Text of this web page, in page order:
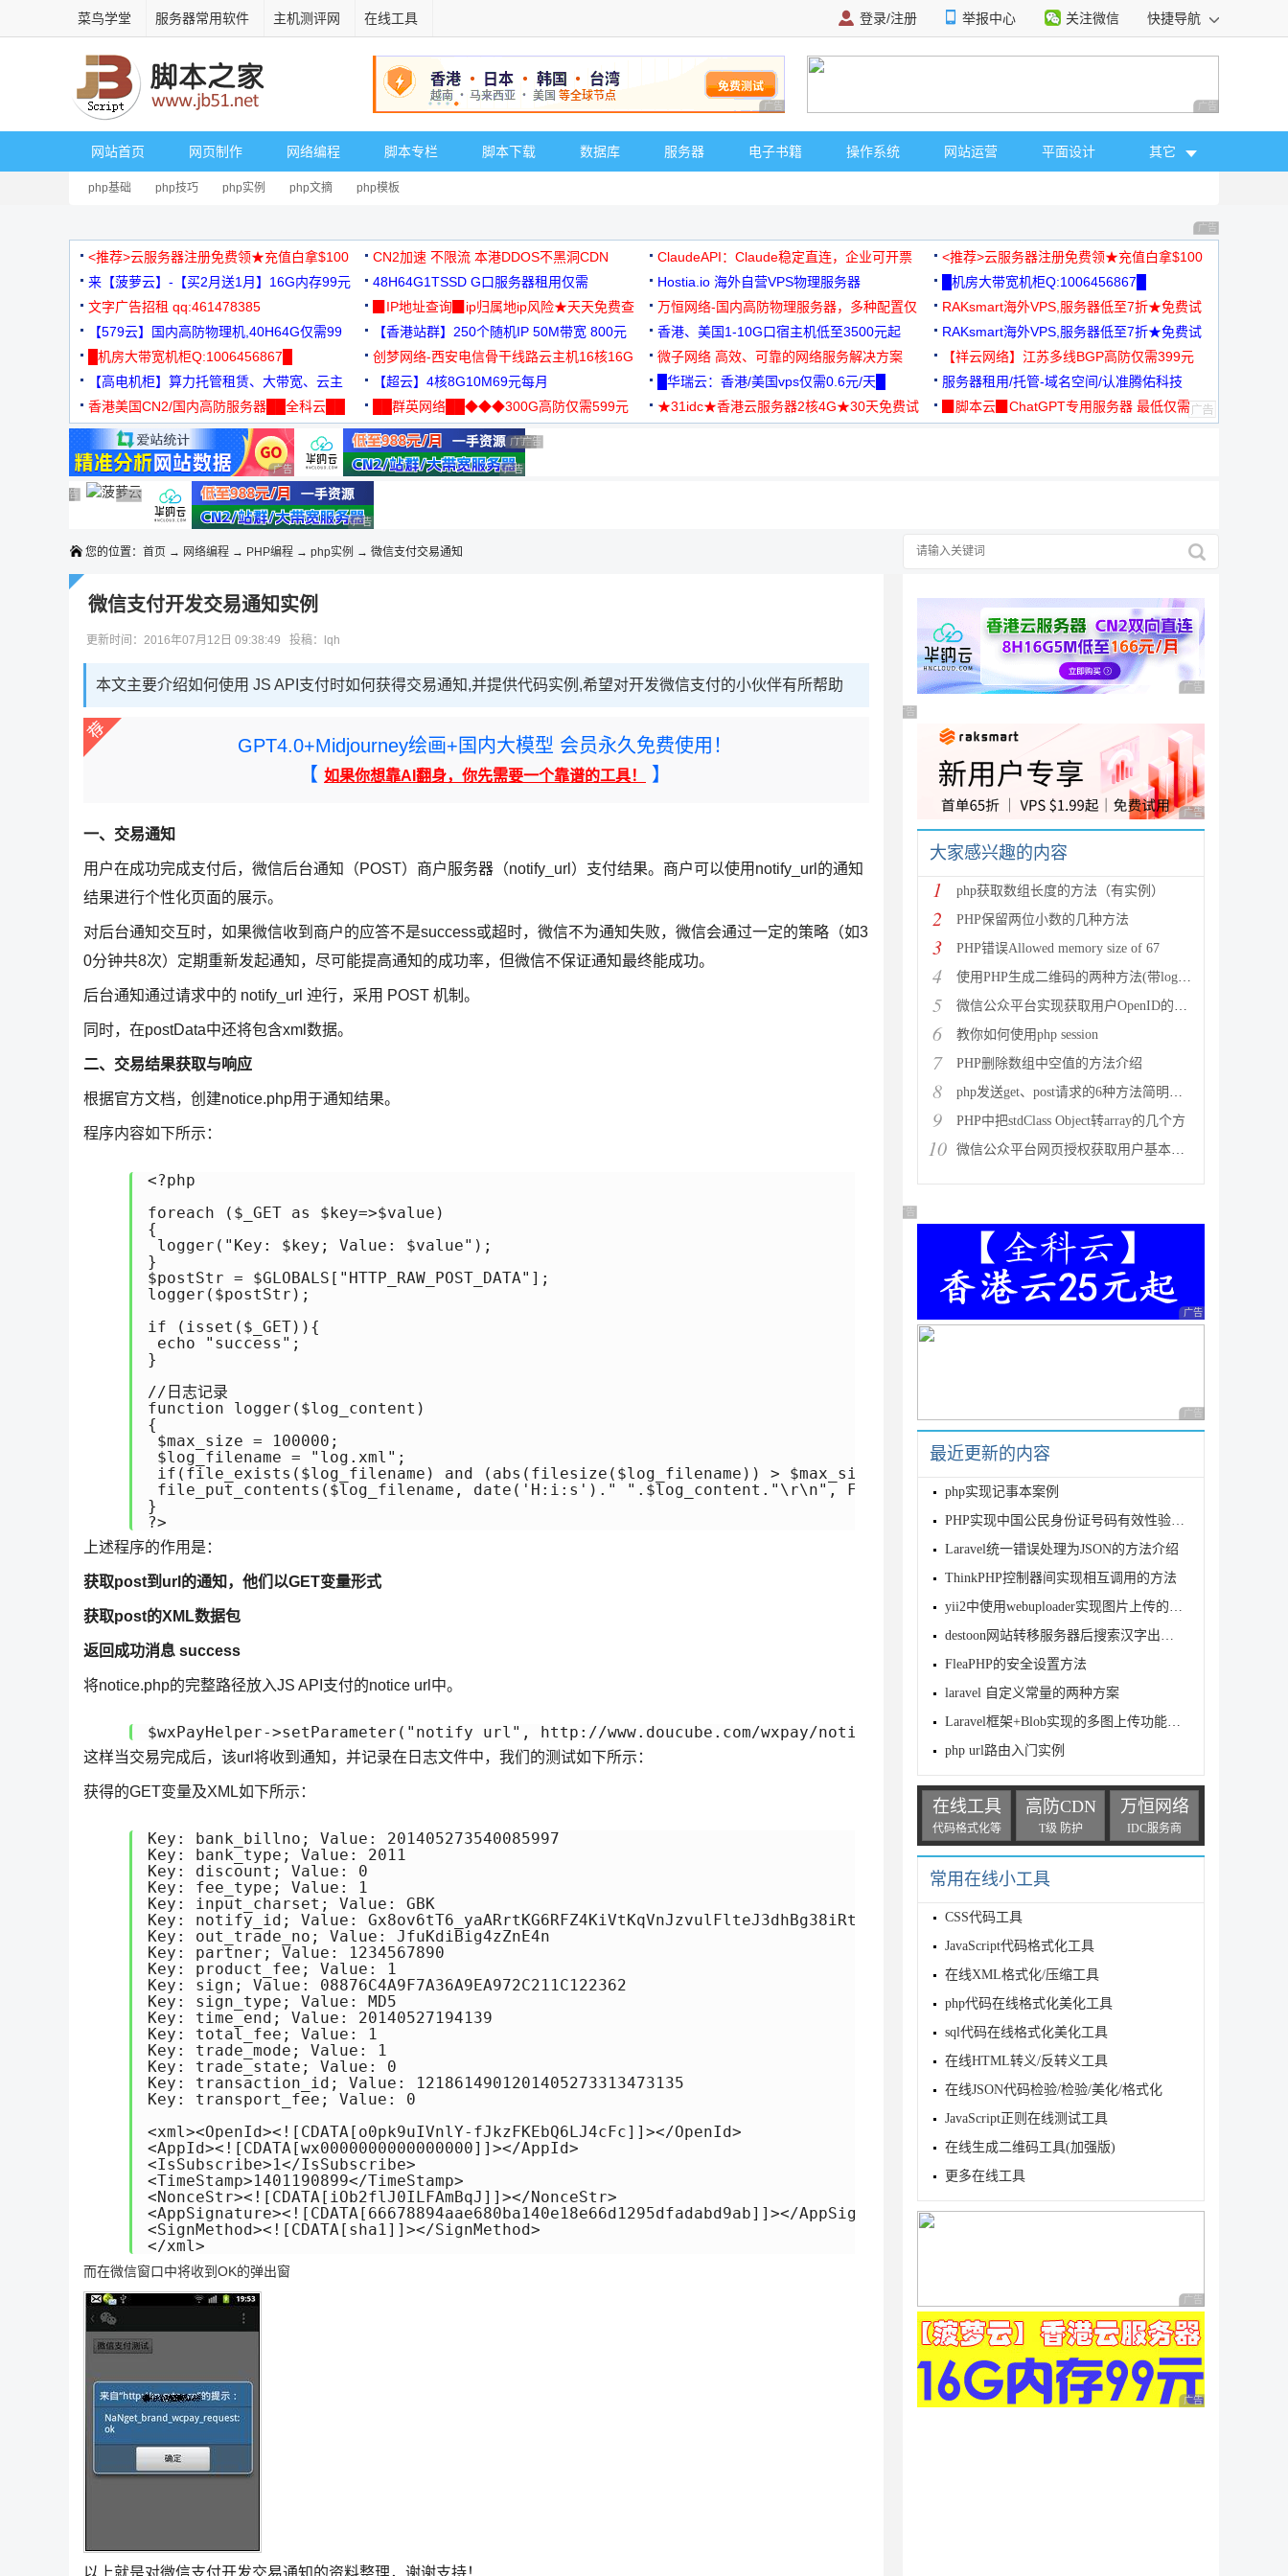
菜鸟学堂 服务器常用软件 主机测评网 在线工具 登录/注册 举报中心 关注微信 快捷导航
广告 商业广告，理性选择 广告 商业广告，理
网站首页 网页制作 网络编程 脚本专栏 脚本下载 数据库 服务器 电子书籍 操作系统 网站运营 平面设计 其它
php基础 php技巧 php实例 php文摘 php模板
广告 商业广告，理
<推荐>云服务器注册免费领★充值白拿$100 CN2加速 不限流 本港DDOS不黑洞CDN ClaudeAPI：Claude稳定直连，企业可开票
<推荐>云服务器注册免费领★充值白拿$100
来【菠萝云】-【买2月送1月】16G内存99元
48H64G1TSSD G口服务器租用仅需
3000+可免费测试
Hostia.io 海外自营VPS物理服务器
█机房大带宽机柜Q:1006456867█
文字广告招租 qq:461478385
▉IP地址查询▉ip归属地ip风险★天天免费查
万恒网络-国内高防物理服务器，多种配置仅
99元/月起
RAKsmart海外VPS,服务器低至7折★免费试
用★
【579云】国内高防物理机,40H64G仅需99
元
【香港站群】250个随机IP 50M带宽 800元 香港、美国1-10G口宿主机低至3500元起
RAKsmart海外VPS,服务器低至7折★免费试
用★
█机房大带宽机柜Q:1006456867█
创梦网络-西安电信骨干线路云主机16核16G
88元/月
微子网络 高效、可靠的网络服务解决方案
【祥云网络】江苏多线BGP高防仅需399元
【高电机柜】算力托管租赁、大带宽、云主
机
【超云】4核8G10M69元每月 █华瑞云：香港/美国vps仅需0.6元/天█
服务器租用/托管-域名空间/认准腾佑科技
香港美国CN2/国内高防服务器██全科云██
██群英网络██◆◆◆300G高防仅需599元
◆◆◆
★31idc★香港云服务器2核4G★30天免费试
▉脚本云▉ChatGPT专用服务器 最低仅需
广告 商业广告，理性选择 广告 商业广告，理性选择
广告 商业广告，理性选择
广告 商业广告，理性选择
广告 商业广告，理性选择
广告 商业广告，理性选择
广告 商业广告，理性选择
广告 商业广告，理性选择广告 商业广告，理性选择
广告 商业广告，理性选择
您的位置： 首页 → 网络编程 → PHP编程 → php实例 → 微信支付交易通知
微信支付开发交易通知实例
更新时间：2016年07月12日 09:38:49 投稿：lqh
本文主要介绍如何使用 JS API支付时如何获得交易通知,并提供代码实例,希望对开发微信支付的小伙伴有所帮助
GPT4.0+Midjourney绘画+国内大模型 会员永久免费使用！
【 如果你想靠AI翻身，你先需要一个靠谱的工具！ 】
一、交易通知
用户在成功完成支付后，微信后台通知（POST）商户服务器（notify_url）支付结果。商户可以使用notify_url的通知
结果进行个性化页面的展示。
对后台通知交互时，如果微信收到商户的应答不是success或超时，微信不为通知失败，微信会通过一定的策略（如3
0分钟共8次）定期重新发起通知，尽可能提高通知的成功率，但微信不保证通知最终能成功。
后台通知通过请求中的 notify_url 迚行，采用 POST 机制。
同时，在postData中还将包含xml数据。
二、交易结果获取与响应
根据官方文档，创建notice.php用于通知结果。
程序内容如下所示：
<?php
foreach ($_GET as $key=>$value)
{
logger("Key: $key; Value: $value");
}
$postStr = $GLOBALS["HTTP_RAW_POST_DATA"];
logger($postStr);
if (isset($_GET)){
echo "success";
}
//日志记录
function logger($log_content)
{
$max_size = 100000;
$log_filename = "log.xml";
if(file_exists($log_filename) and (abs(filesize($log_filename)) > $max_size)){unlink($log_filename);}
file_put_contents($log_filename, date('H:i:s')." ".$log_content."\r\n", FILE_APPEND);
}
?>
上述程序的作用是：
获取post到url的通知，他们以GET变量形式
获取post的XML数据包
返回成功消息 success
将notice.php的完整路径放入JS API支付的notice url中。
$wxPayHelper->setParameter("notify_url", http://www.doucube.com/wxpay/notice.php);
这样当交易完成后，该url将收到通知，并记录在日志文件中，我们的测试如下所示：
获得的GET变量及XML如下所示：
Key: bank_billno; Value: 201405273540085997
Key: bank_type; Value: 2011
Key: discount; Value: 0
Key: fee_type; Value: 1
Key: input_charset; Value: GBK
Key: notify_id; Value: Gx8ov6tT6_yaARrtKG6RFZ4KiVtKqVnJzvulFlteJ3dhBg38iRtKs0pTXXfgh8WnH15mIhG6j65ggbzzYguh1mutG3B5oHsK
Key: out_trade_no; Value: JfuKdiBig4zZnE4n
Key: partner; Value: 1234567890
Key: product_fee; Value: 1
Key: sign; Value: 08876C4A9F7A36A9EA972C211C122362
Key: sign_type; Value: MD5
Key: time_end; Value: 20140527194139
Key: total_fee; Value: 1
Key: trade_mode; Value: 1
Key: trade_state; Value: 0
Key: transaction_id; Value: 1218614901201405273313473135
Key: transport_fee; Value: 0
<xml><OpenId><![CDATA[o0pk9uIVnlY-fJkzFKEbQ6LJ4cFc]]></OpenId>
<AppId><![CDATA[wx0000000000000000]]></AppId>
<IsSubscribe>1</IsSubscribe>
<TimeStamp>1401190899</TimeStamp>
<NonceStr><![CDATA[iOb2flJ0ILFAmBqJ]]></NonceStr>
<AppSignature><![CDATA[66678894aae680ba140e18e66d1295dfadabd9ab]]></AppSignature>
<SignMethod><![CDATA[sha1]]></SignMethod>
</xml>
而在微信窗口中将收到OK的弹出窗
以上就是对微信支付开发交易通知的资料整理，谢谢支持！
广告 商业广告，理性
广告 商业广告，理性选择
广告 商业广告，理性
大家感兴趣的内容
1 php获取数组长度的方法（有实例）
2 PHP保留两位小数的几种方法
3 PHP错误Allowed memory size of 67
4 使用PHP生成二维码的两种方法(带logo图像)
5 微信公众平台实现获取用户OpenID的方法
6 教你如何使用php session
7 PHP删除数组中空值的方法介绍
8 php发送get、post请求的6种方法简明总结
9 PHP中把stdClass Object转array的几个方
10 微信公众平台网页授权获取用户基本信息中授权回调域名设置的变动
广告 商业广告，理性选择
广告 商业广告，理性
广告 商业广告，理性
最近更新的内容
php实现记事本案例
PHP实现中国公民身份证号码有效性验证示例代码
Laravel统一错误处理为JSON的方法介绍
ThinkPHP控制器间实现相互调用的方法
yii2中使用webuploader实现图片上传的实战项目
destoon网站转移服务器后搜索汉字出现乱码的解决方法
FleaPHP的安全设置方法
laravel 自定义常量的两种方案
Laravel框架+Blob实现的多图上传功能示例
php url路由入门实例
在线工具
代码格式化等
高防CDN
T级 防护
万恒网络
IDC服务商
常用在线小工具
CSS代码工具
JavaScript代码格式化工具
在线XML格式化/压缩工具
php代码在线格式化美化工具
sql代码在线格式化美化工具
在线HTML转义/反转义工具
在线JSON代码检验/检验/美化/格式化
JavaScript正则在线测试工具
在线生成二维码工具(加强版)
更多在线工具
广告 商业广告，理性
广告 商业广告，理性